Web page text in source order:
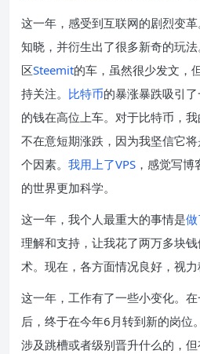
这一年，感受到互联网的剧烈变
知晓，并衍生出了很多新奇的玩
区Steemit的车，虽然很少发文，
持关注。 比特币的暴涨暴跌吸引
的钱在高位上车。对于比特币，
不在意短期涨跌，因为我坚信它
个因素。 我用上了VPS ，感觉写
的世界更加科学。
这一年，我个人最重大的事情是
理解和支持，让我花了两万多块
术。现在，各方面情况良好，视力
这一年，工作有了一些小变化。
后，终于在今年6月转到新的岗位
涉及跳槽或者级别晋升什么的，